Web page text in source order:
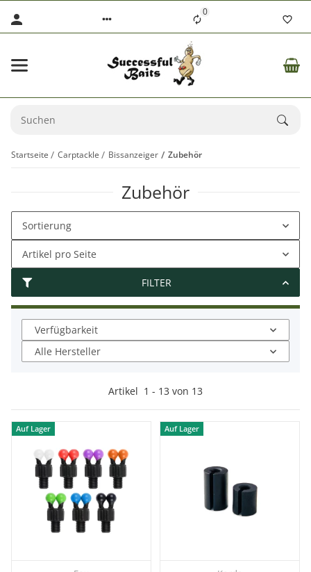
0
Startseite Carptackle Bissanzeiger Zubehör
Zubehör
FILTER
Sortierung
Artikel pro Seite
Verfügbarkeit
Alle Hersteller
Artikel 1 - 13 von 13
Auf Lager Auf Lager